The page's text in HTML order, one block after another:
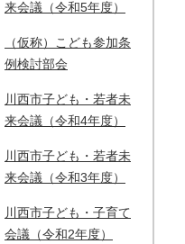
来会議（令和5年度）
（仮称）こども参加条
例検討部会
川西市子ども・若者未
来会議（令和4年度）
川西市子ども・若者未
来会議（令和3年度）
川西市子ども・子育て
会議（令和2年度）